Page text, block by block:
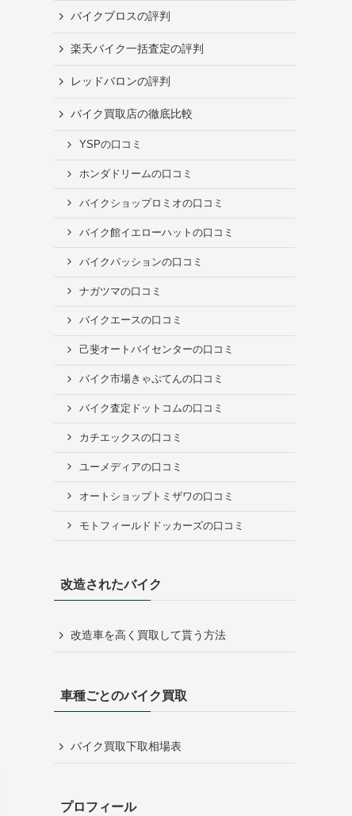
バイクブロスの評判
楽天バイク一括査定の評判
レッドバロンの評判
バイク買取店の徹底比較
YSPの口コミ
ホンダドリームの口コミ
バイクショップロミオの口コミ
バイク館イエローハットの口コミ
バイクパッションの口コミ
ナガツマの口コミ
バイクエースの口コミ
己斐オートバイセンターの口コミ
バイク市場きゃぷてんの口コミ
バイク査定ドットコムの口コミ
カチエックスの口コミ
ユーメディアの口コミ
オートショップトミザワの口コミ
モトフィールドドッカーズの口コミ
改造されたバイク
改造車を高く買取して貰う方法
車種ごとのバイク買取
バイク買取下取相場表
プロフィール